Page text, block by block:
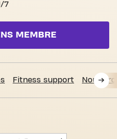
7
MEMBRE
Fitness support Nous